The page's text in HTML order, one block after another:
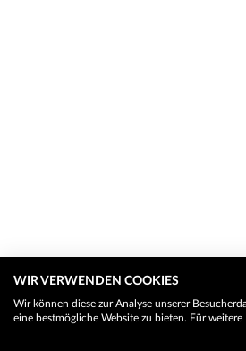
WIR VERWENDEN COOKIES
Wir können diese zur Analyse unserer
eine bestmögliche Website zu bieten. Für